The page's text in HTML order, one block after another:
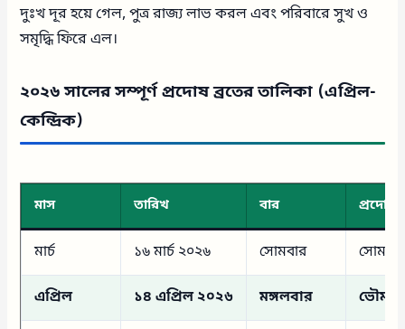
দুঃখ দূর হয়ে গেল, পুত্র রাজ্য লাভ করল এবং পরিবারে সুখ ও
সমৃদ্ধি ফিরে এল।
২০২৬ সালের সম্পূর্ণ প্রদোষ ব্রতের তালিকা (এপ্রিল-
কেন্দ্রিক)
মাস তারিখ বার
মার্চ ১৬ মার্চ ২০২৬ সোমবার সোম
এপ্রিল ১৪ এপ্রিল ২০২৬ মঙ্গলবার ভৌম